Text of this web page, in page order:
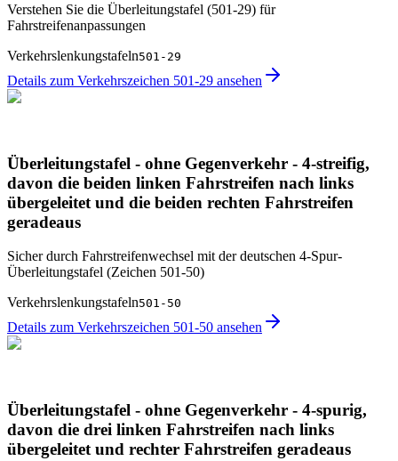
Verstehen Sie die Überleitungstafel (501-29) für
Fahrstreifenanpassungen
Verkehrslenkungstafeln501-29
Details zum Verkehrszeichen 501-29 ansehen
Überleitungstafel - ohne Gegenverkehr - 4-streifig,
davon die beiden linken Fahrstreifen nach links
übergeleitet und die beiden rechten Fahrstreifen
geradeaus
Sicher durch Fahrstreifen­wechsel mit der deutschen 4-Spur-
Überleitungstafel (Zeichen 501-50)
Verkehrslenkungstafeln501-50
Details zum Verkehrszeichen 501-50 ansehen
Überleitungstafel - ohne Gegenverkehr - 4-spurig,
davon die drei linken Fahrstreifen nach links
übergeleitet und rechter Fahrstreifen geradeaus